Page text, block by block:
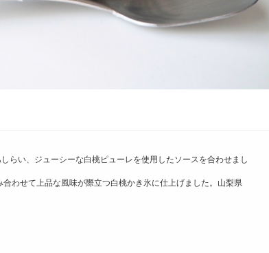
らい、ジューシーな白桃ピューレを使用したソースを合わせまし
わせて上品な風味が際立つ白桃かき氷に仕上げました。山梨県